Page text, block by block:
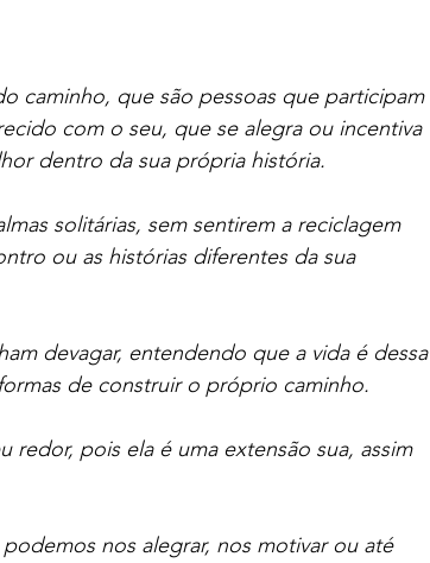
caminho, que são pessoas que participam
com o seu, que se alegra ou incentiva
dentro da sua própria história.
solitárias, sem sentirem a reciclagem
ou as histórias diferentes da sua
devagar, entendendo que a vida é dessa
de construir o próprio caminho.
redor, pois ela é uma extensão sua, assim
nos alegrar, nos motivar ou até